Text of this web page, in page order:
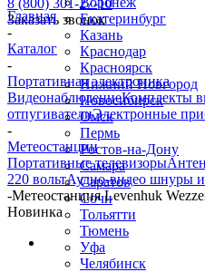
8 (800) 301-27-10
Заказать звонокЕкатеринбург
Казань
Краснодар
Красноярск
Нижний Новгород
Новосибирск
Омск
Пермь
Ростов-на-Дону
Самара
Саратов
Сочи
Тольятти
Тюмень
Уфа
Челябинск
Главная
-
Каталог
-
Портативная электроника
ВидеонаблюдениеКомплекты
отпугивателиЭлектронные
-
Метеостанции
Портативные телевизоры
220 вольтАудио-видео шнуры и
-Метеостанция Levenhuk
Новинка